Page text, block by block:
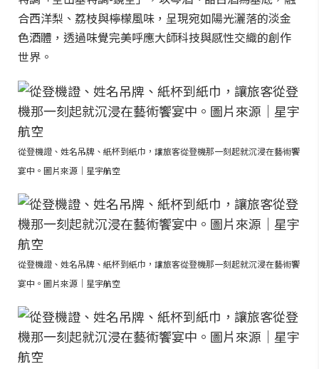
合西洋梨、荔枝與檸檬風味，呈現宛如陽光灑落的淡金
色酒體，透過味覺完美呼應大師科技與感性交織的創作
世界。
從登機證、姓名吊牌、紙杯到紙巾，讓旅客從登機那一刻起就沉浸在藝術饗
宴中。圖片來源｜星宇航空
從登機證、姓名吊牌、紙杯到紙巾，讓旅客從登機那一刻起就沉浸在藝術饗
宴中。圖片來源｜星宇航空